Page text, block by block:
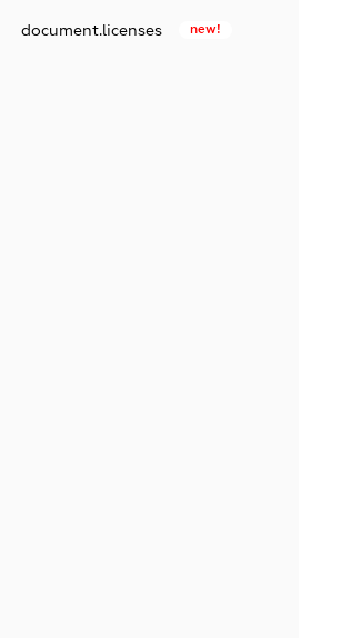
document.licenses new!